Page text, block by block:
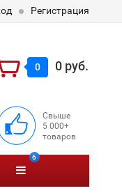
Регистрация
0 0 руб.
Свыше
5 000+
товаров
6